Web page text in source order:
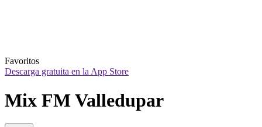
Favoritos
Descarga gratuita en la App Store
Mix FM Valledupar